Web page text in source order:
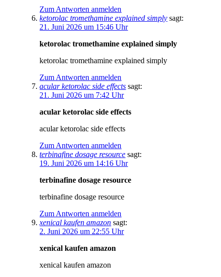
Zum Antworten anmelden
ketorolac tromethamine explained simply sagt:
21. Juni 2026 um 15:46 Uhr
ketorolac tromethamine explained simply
ketorolac tromethamine explained simply
Zum Antworten anmelden
acular ketorolac side effects sagt:
21. Juni 2026 um 7:42 Uhr
acular ketorolac side effects
acular ketorolac side effects
Zum Antworten anmelden
terbinafine dosage resource sagt:
19. Juni 2026 um 14:16 Uhr
terbinafine dosage resource
terbinafine dosage resource
Zum Antworten anmelden
xenical kaufen amazon sagt:
2. Juni 2026 um 22:55 Uhr
xenical kaufen amazon
xenical kaufen amazon